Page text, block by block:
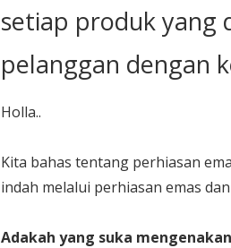
setiap produk yang
pelanggan dengan
Holla..
Kita bahas tentang perhiasan
indah melalui perhiasan emas
Adakah yang suka